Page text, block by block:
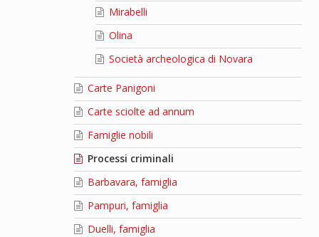
Mirabelli
Olina
Società archeologica di Novara
Carte Panigoni
Carte sciolte ad annum
Famiglie nobili
Processi criminali
Barbavara, famiglia
Pampuri, famiglia
Duelli, famiglia